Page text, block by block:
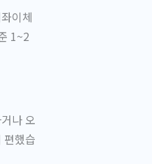
이체
1~2
나 오
편했습